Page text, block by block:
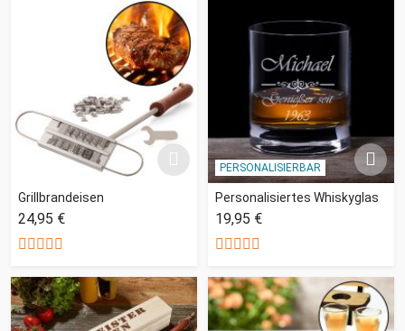
Grillbrandeisen
24,95 €
PERSONALISIERBAR
Personalisiertes Whiskyglas
19,95 €